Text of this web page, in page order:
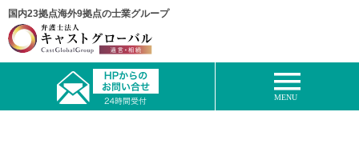
国内23拠点海外9拠点の士業グループ